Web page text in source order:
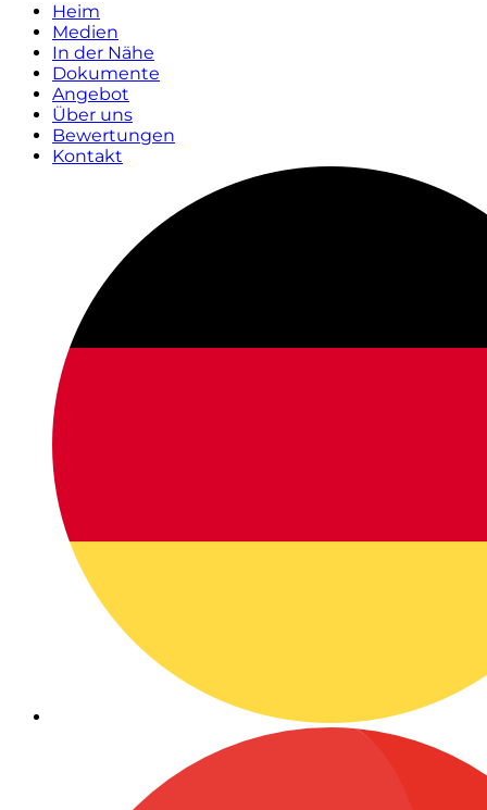
Heim
Medien
In der Nähe
Dokumente
Angebot
Über uns
Bewertungen
Kontakt